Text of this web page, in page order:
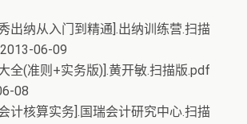
出纳从入门到精通].出纳训练营.扫描
06-09
全(准则+实务版)].黄开敏.扫描版.pdf
08
计核算实务].国瑞会计研究中心.扫描